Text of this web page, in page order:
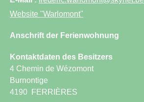
Website "Warlomont"
Anschrift der Ferienwohnung
Kontaktdaten des Besitzers
4 Chemin de Wézomont
Burnontige
4190
FERRIÈRES